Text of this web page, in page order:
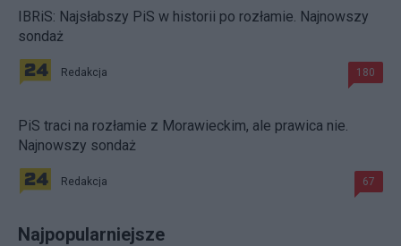
IBRiS: Najsłabszy PiS w historii po rozłamie. Najnowszy
sondaż
Redakcja 180
PiS traci na rozłamie z Morawieckim, ale prawica nie.
Najnowszy sondaż
Redakcja 67
Najpopularniejsze